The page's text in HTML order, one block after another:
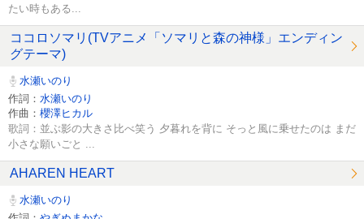
たい時もある...
ココロソマリ(TVアニメ「ソマリと森の神様」エンディン
グテーマ)
水瀬いのり
作詞： 水瀬いのり
作曲： 櫻澤ヒカル
歌詞：並ぶ影の大きさ比べ笑う 夕暮れを背に そっと風に乗せたのは まだ
小さな願いごと ...
AHAREN HEART
水瀬いのり